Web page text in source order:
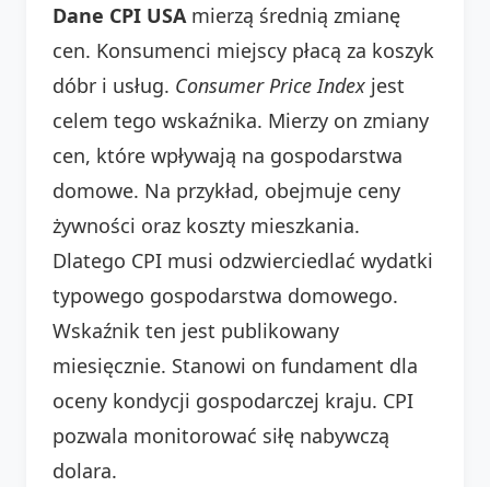
Dane CPI USA mierzą średnią zmianę
cen. Konsumenci miejscy płacą za koszyk
dóbr i usług. Consumer Price Index jest
celem tego wskaźnika. Mierzy on zmiany
cen, które wpływają na gospodarstwa
domowe. Na przykład, obejmuje ceny
żywności oraz koszty mieszkania.
Dlatego CPI musi odzwierciedlać wydatki
typowego gospodarstwa domowego.
Wskaźnik ten jest publikowany
miesięcznie. Stanowi on fundament dla
oceny kondycji gospodarczej kraju. CPI
pozwala monitorować siłę nabywczą
dolara.